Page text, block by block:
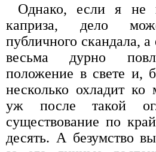
Однако, если я не
каприза, дело
публичного скандала, а
весьма дурно
положение в свете и,
несколько охладит
уж после такой
существование по
десять. А безумство